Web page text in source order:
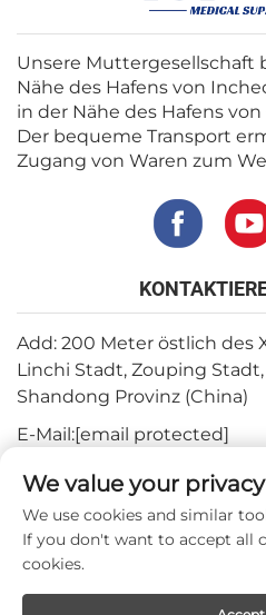
Unsere Muttergesellschaft
Nähe des Hafens von
in der Nähe des Hafens
Der bequeme Transport
Zugang von Waren zum
Add: 200 Meter östlich des
Linchi Stadt, Zouping
Shandong Provinz (China)
E-Mail:[email protected]
Tel.: +82-3180427370
Telefon: +86-15564344404
WhatsApp: +82-1022396668
We value your privacy
We use cookies and similar
If you don't want to accept all
cookies.